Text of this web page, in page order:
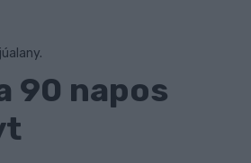
90 napos